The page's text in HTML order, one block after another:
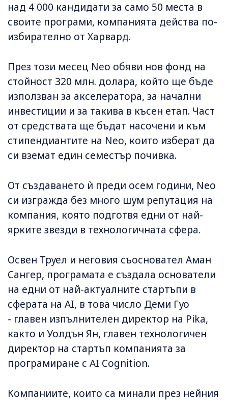
над 4 000 кандидати за само 50 места в
своите програми, компанията действа по-
избирателно от Харвард.
През този месец Neo обяви нов фонд на
стойност 320 млн. долара, който ще бъде
използван за акселератора, за начални
инвестиции и за такива в късен етап. Част
от средствата ще бъдат насочени и към
стипендиантите на Neo, които изберат да
си вземат един семестър почивка.
От създаването ѝ преди осем години, Neo
си изгражда без много шум репутация на
компания, която подготвя едни от най-
ярките звезди в технологичната сфера.
Освен Труел и неговия съосновател Аман
Сангер, програмата е създала основатели
на едни от най-актуалните стартъпи в
сферата на AI, в това число Деми Гуо
- главен изпълнителен директор на Pika,
както и Уолдън Ян, главен технологичен
директор на стартъп компанията за
програмиране с AI Cognition.
Компаниите, които са минали през нейния